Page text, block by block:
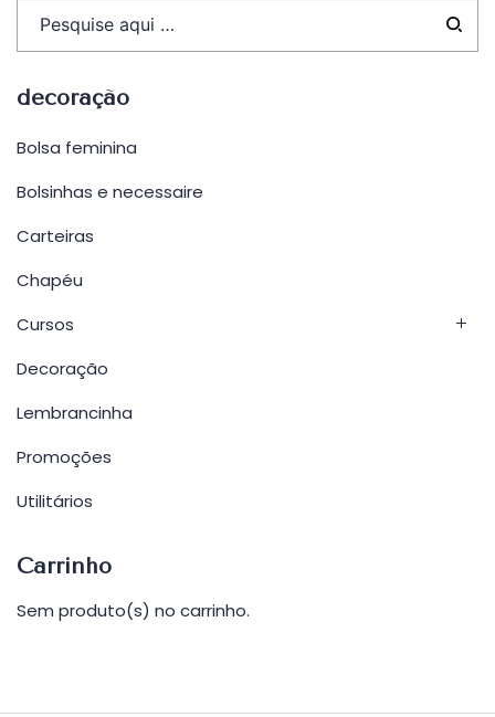
decoração
Bolsa feminina
Bolsinhas e necessaire
Carteiras
Chapéu
Cursos
Decoração
Lembrancinha
Promoções
Utilitários
Carrinho
Sem produto(s) no carrinho.